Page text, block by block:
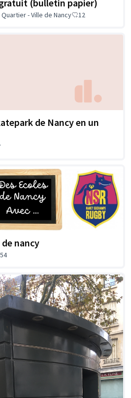
(bulletin papier)
- Ville de Nancy 12
de Nancy en un
de nancy
54